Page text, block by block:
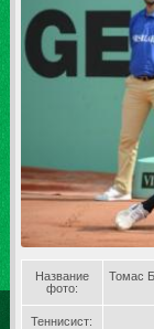
Название
фото:
Томас
Теннисист: